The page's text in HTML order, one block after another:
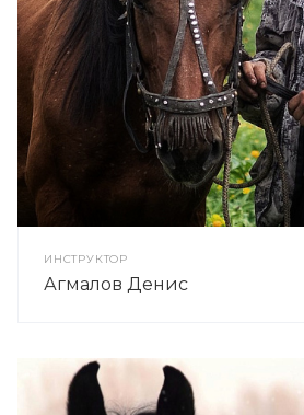
ИНСТРУКТОР
Агмалов Денис